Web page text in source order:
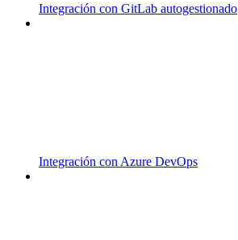
Integración con GitLab autogestionado
Integración con Azure DevOps